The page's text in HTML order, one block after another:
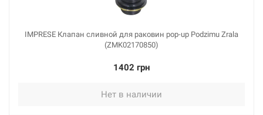
IMPRESE Клапан сливной для раковин pop-up Podzimu Zrala
(ZMK02170850)
1402 грн
Нет в наличии